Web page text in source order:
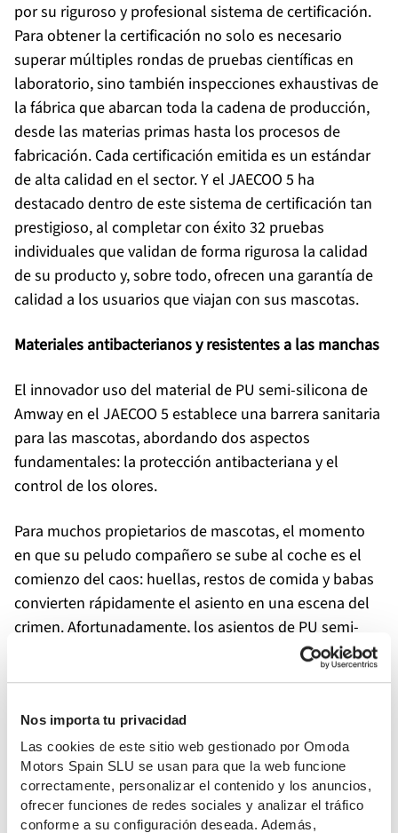
Nos importa tu privacidad
Las cookies de este sitio web gestionado por Omoda
Motors Spain SLU se usan para que la web funcione
correctamente, personalizar el contenido y los anuncios,
ofrecer funciones de redes sociales y analizar el tráfico
conforme a su configuración deseada. Además,
por su riguroso y profesional sistema de certificación.
Para obtener la certificación no solo es necesario
superar múltiples rondas de pruebas científicas en
laboratorio, sino también inspecciones exhaustivas de
la fábrica que abarcan toda la cadena de producción,
desde las materias primas hasta los procesos de
fabricación. Cada certificación emitida es un estándar
de alta calidad en el sector. Y el JAECOO 5 ha
destacado dentro de este sistema de certificación tan
prestigioso, al completar con éxito 32 pruebas
individuales que validan de forma rigurosa la calidad
de su producto y, sobre todo, ofrecen una garantía de
calidad a los usuarios que viajan con sus mascotas.
Materiales antibacterianos y resistentes a las manchas
El innovador uso del material de PU semi-silicona de
Amway en el JAECOO 5 establece una barrera sanitaria
para las mascotas, abordando dos aspectos
fundamentales: la protección antibacteriana y el
control de los olores.
Para muchos propietarios de mascotas, el momento
en que su peludo compañero se sube al coche es el
comienzo del caos: huellas, restos de comida y babas
convierten rápidamente el asiento en una escena del
crimen. Afortunadamente, los asientos de PU semi-
considerablemente estas preocupaciones. El material
duración y ha superado la prueba internacional de
antibacterianos ISO 22196-2011, con una tasa de
inhibición superior al 99,9% frente a las bacterias más
comunes.